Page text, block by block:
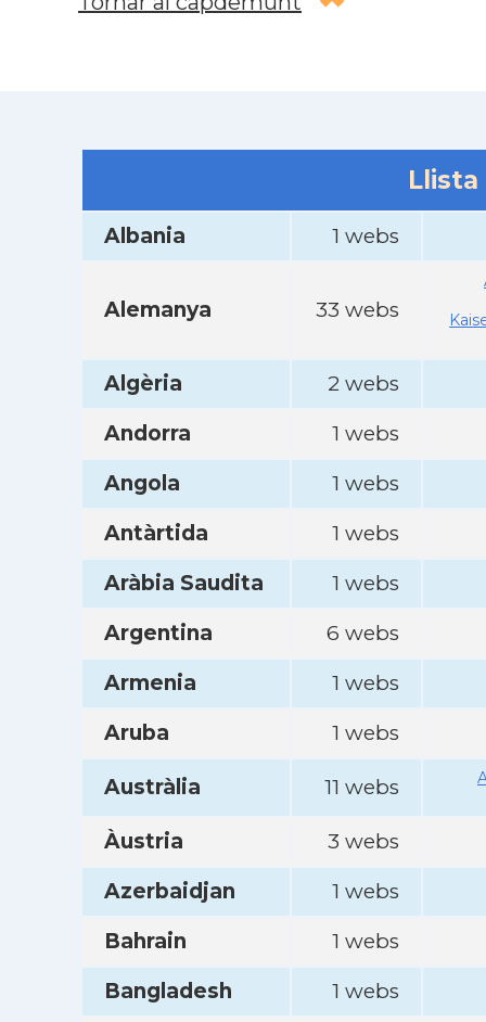
Albania 1 webs
Alemanya 33 webs
Algèria
2 webs
Andorra
1 webs
Angola
1 webs
Antàrtida
1 webs
Aràbia Saudita
1 webs
Argentina
6 webs
Armenia
1 webs
Aruba
1 webs
Austràlia 11 webs
Àustria
3 webs
Azerbaidjan
1 webs
Bahrain
1 webs
Bangladesh
1 webs